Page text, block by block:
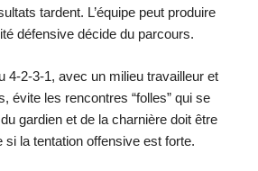
tardent. L’équipe peut produire
défensive décide du parcours.
4-2-3-1, avec un milieu travailleur et
évite les rencontres “folles” qui se
gardien et de la charnière doit être
la tentation offensive est forte.